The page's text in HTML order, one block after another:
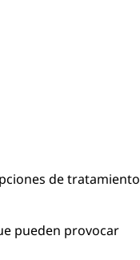
de tratamiento
pueden provocar